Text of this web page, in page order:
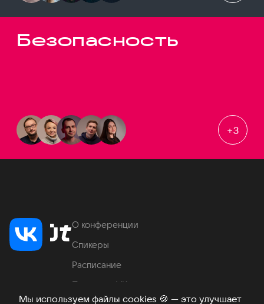
Мы используем файлы cookies 🍪 — это улучшает
Безопасность
+3
О конференции
Спикеры
Расписание
Продукты VK